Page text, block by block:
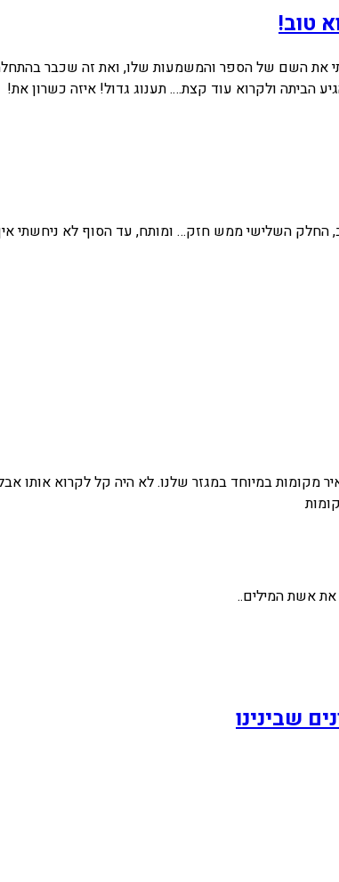
טוב!
השם של הספר והמשמעות שלו, ואת זה שכבר בהתחלה
הביתה ולקרוא עוד קצת…. תענוג גדול! איזה כשרון את!
החלק השלישי ממש חזק… ומותח, עד הסוף לא ניחשתי
מקומות במיוחד במגזר שלנו. לא היה קל לקרוא אותו
אשת המילים..
שבינינו